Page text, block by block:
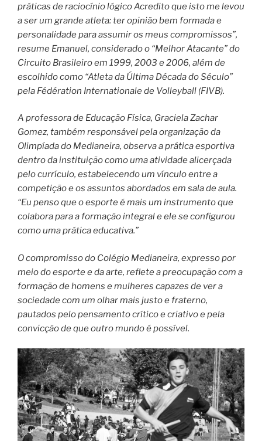
práticas de raciocínio lógico Acredito que isto me levou
a ser um grande atleta: ter opinião bem formada e
personalidade para assumir os meus compromissos”,
resume Emanuel, considerado o “Melhor Atacante” do
Circuito Brasileiro em 1999, 2003 e 2006, além de
escolhido como “Atleta da Última Década do Século”
pela Fédération Internationale de Volleyball (FIVB).
A professora de Educação Física, Graciela Zachar
Gomez, também responsável pela organização da
Olimpíada do Medianeira, observa a prática esportiva
dentro da instituição como uma atividade alicerçada
pelo currículo, estabelecendo um vínculo entre a
competição e os assuntos abordados em sala de aula.
“Eu penso que o esporte é mais um instrumento que
colabora para a formação integral e ele se configurou
como uma prática educativa.”
O compromisso do Colégio Medianeira, expresso por
meio do esporte e da arte, reflete a preocupação com a
formação de homens e mulheres capazes de ver a
sociedade com um olhar mais justo e fraterno,
pautados pelo pensamento crítico e criativo e pela
convicção de que outro mundo é possível.